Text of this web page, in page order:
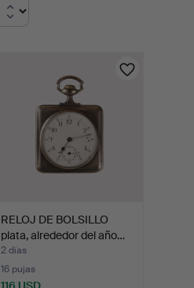
RELOJ DE BOLSILLO
plata, alrededor del año…
2 días
16 pujas